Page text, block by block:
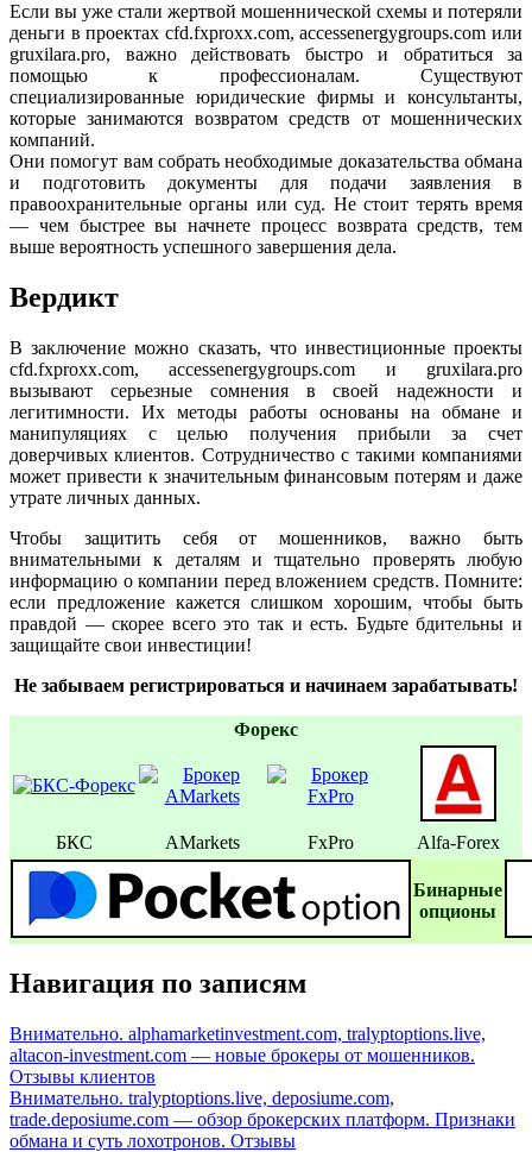
Если вы уже стали жертвой мошеннической схемы и потеряли
деньги в проектах cfd.fxproxx.com, accessenergygroups.com или
gruxilara.pro, важно действовать быстро и обратиться за
помощью к профессионалам. Существуют
специализированные юридические фирмы и консультанты,
которые занимаются возвратом средств от мошеннических
компаний.
Они помогут вам собрать необходимые доказательства обмана
и подготовить документы для подачи заявления в
правоохранительные органы или суд. Не стоит терять время
— чем быстрее вы начнете процесс возврата средств, тем
выше вероятность успешного завершения дела.
Вердикт
В заключение можно сказать, что инвестиционные проекты
cfd.fxproxx.com, accessenergygroups.com и gruxilara.pro
вызывают серьезные сомнения в своей надежности и
легитимности. Их методы работы основаны на обмане и
манипуляциях с целью получения прибыли за счет
доверчивых клиентов. Сотрудничество с такими компаниями
может привести к значительным финансовым потерям и даже
утрате личных данных.
Чтобы защитить себя от мошенников, важно быть
внимательными к деталям и тщательно проверять любую
информацию о компании перед вложением средств. Помните:
если предложение кажется слишком хорошим, чтобы быть
правдой — скорее всего это так и есть. Будьте бдительны и
защищайте свои инвестиции!
Не забываем регистрироваться и начинаем зарабатывать!
Форекс
БКС AMarkets FxPro Alfa-Forex
Бинаpные
oпционы
Навигация по записям
Внимательно. alphamarketinvestment.com, tralyptoptions.live,
altacon-investment.com — новые брокеры от мошенников.
Отзывы клиентов
Внимательно. tralyptoptions.live, deposiume.com,
trade.deposiume.com — обзор брокерских платформ. Признаки
обмана и суть лохотронов. Отзывы